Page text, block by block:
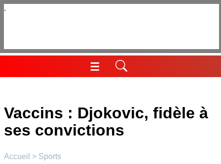
Aller
☰
Menu
Vaccins : Djokovic, fidèle à
ses convictions
Accueil > Sports